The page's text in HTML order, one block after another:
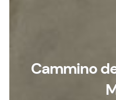
Cammino